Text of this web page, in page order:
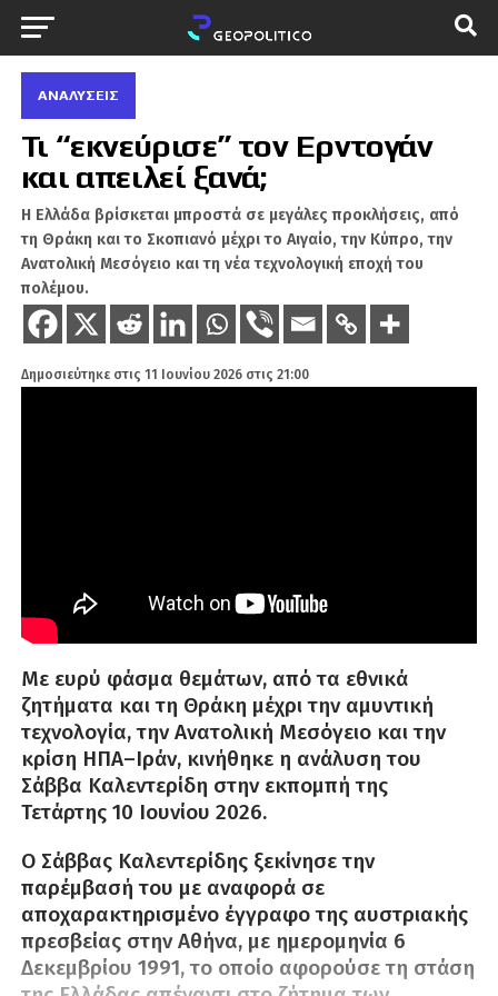
ΑΝΑΛΎΣΕΙΣ
Τι “εκνεύρισε” τον Ερντογάν
και απειλεί ξανά;
Η Ελλάδα βρίσκεται μπροστά σε μεγάλες προκλήσεις, από
τη Θράκη και το Σκοπιανό μέχρι το Αιγαίο, την Κύπρο, την
Ανατολική Μεσόγειο και τη νέα τεχνολογική εποχή του
πολέμου.
Δημοσιεύτηκε στις 11 Ιουνίου 2026 στις 21:00
Με ευρύ φάσμα θεμάτων, από τα εθνικά
ζητήματα και τη Θράκη μέχρι την αμυντική
τεχνολογία, την Ανατολική Μεσόγειο και την
κρίση ΗΠΑ–Ιράν, κινήθηκε η ανάλυση του
Σάββα Καλεντερίδη στην εκπομπή της
Τετάρτης 10 Ιουνίου 2026.
Ο Σάββας Καλεντερίδης ξεκίνησε την
παρέμβασή του με αναφορά σε
αποχαρακτηρισμένο έγγραφο της αυστριακής
πρεσβείας στην Αθήνα, με ημερομηνία 6
Δεκεμβρίου 1991, το οποίο αφορούσε τη στάση